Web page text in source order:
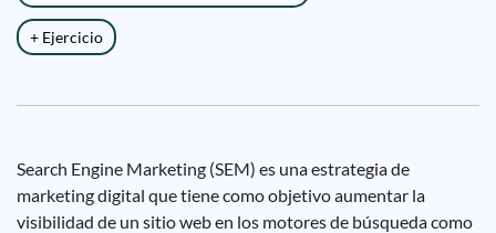
+ Ejercicio
Search Engine Marketing (SEM) es una estrategia de
marketing digital que tiene como objetivo aumentar la
visibilidad de un sitio web en los motores de búsqueda como